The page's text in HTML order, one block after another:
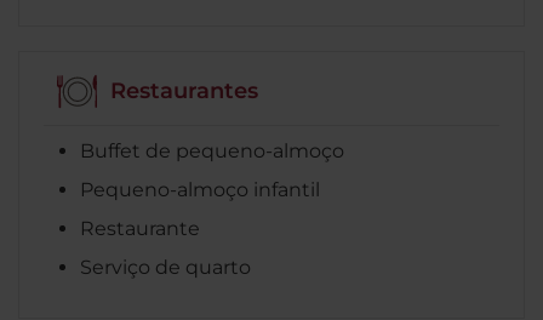
Restaurantes
Buffet de pequeno-almoço
Pequeno-almoço infantil
Restaurante
Serviço de quarto